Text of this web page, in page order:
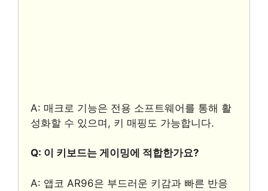
A: 매크로 기능은 전용 소프트웨어를 통해 활
성화할 수 있으며, 키 매핑도 가능합니다.
Q: 이 키보드는 게이밍에 적합한가요?
A: 앱코 AR96은 부드러운 키감과 빠른 반응